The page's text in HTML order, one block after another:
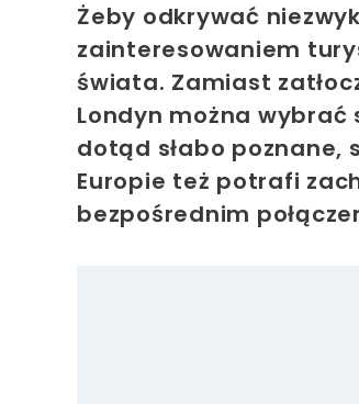
Żeby odkrywać
zainteresowaniem
świata. Zamiast
Londyn można
dotąd słabo poznane,
Europie też potrafi
bezpośrednim